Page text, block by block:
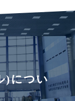
)につい